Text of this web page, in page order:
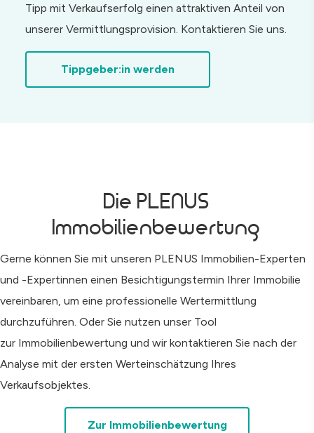
Tipp mit Verkaufserfolg einen attraktiven Anteil von
unserer Vermittlungsprovision. Kontaktieren Sie uns.
Tippgeber:in werden
Die PLENUS
Immobilienbewertung
Gerne können Sie mit unseren PLENUS Immobilien-Experten
und -Expertinnen einen Besichtigungstermin Ihrer Immobilie
vereinbaren, um eine professionelle Wertermittlung
durchzuführen. Oder Sie nutzen unser Tool
zur Immobilienbewertung und wir kontaktieren Sie nach der
Analyse mit der ersten Werteinschätzung Ihres
Verkaufsobjektes.
Zur Immobilienbewertung